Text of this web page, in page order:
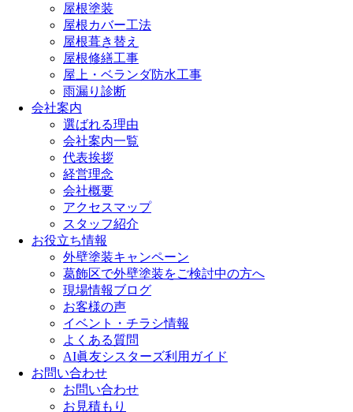
屋根塗装
屋根カバー工法
屋根葺き替え
屋根修繕工事
屋上・ベランダ防水工事
雨漏り診断
会社案内
選ばれる理由
会社案内一覧
代表挨拶
経営理念
会社概要
アクセスマップ
スタッフ紹介
お役立ち情報
外壁塗装キャンペーン
葛飾区で外壁塗装をご検討中の方へ
現場情報ブログ
お客様の声
イベント・チラシ情報
よくある質問
AI眞友シスターズ利用ガイド
お問い合わせ
お問い合わせ
お見積もり